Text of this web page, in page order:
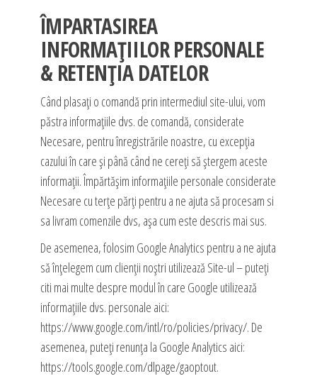
ÎMPARTASIREA
INFORMAȚIILOR PERSONALE
& RETENȚIA DATELOR
Când plasați o comandă prin intermediul site-ului, vom
păstra informațiile dvs. de comandă, considerate
Necesare, pentru înregistrările noastre, cu excepția
cazului în care și până când ne cereți să ștergem aceste
informații. Împărtășim informațiile personale considerate
Necesare cu terțe părți pentru a ne ajuta să procesam si
sa livram comenzile dvs, așa cum este descris mai sus.
De asemenea, folosim Google Analytics pentru a ne ajuta
să înțelegem cum clienții noștri utilizează Site-ul – puteți
citi mai multe despre modul în care Google utilizează
informațiile dvs. personale aici:
https://www.google.com/intl/ro/policies/privacy/. De
asemenea, puteți renunța la Google Analytics aici:
https://tools.google.com/dlpage/gaoptout.